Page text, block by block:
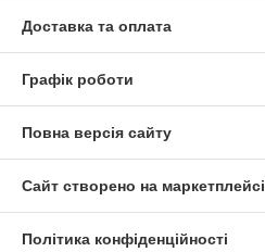
Доставка та оплата
Графік роботи
Повна версія сайту
Сайт створено на маркетплейсі
Політика конфіденційності